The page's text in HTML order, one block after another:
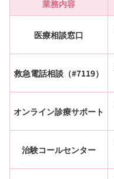
業務内容
医療相談窓口
救急電話相談（#7119）
オンライン診療サポート
治験コールセンター